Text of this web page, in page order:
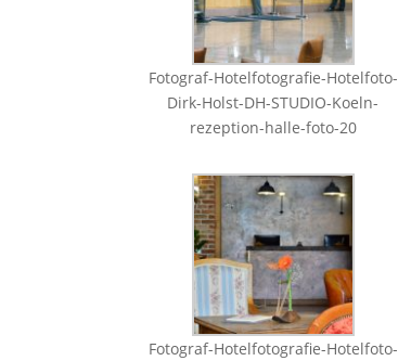
Fotograf-Hotelfotografie-Hotelfoto-
Dirk-Holst-DH-STUDIO-Koeln-
rezeption-halle-foto-20
Fotograf-Hotelfotografie-Hotelfoto-